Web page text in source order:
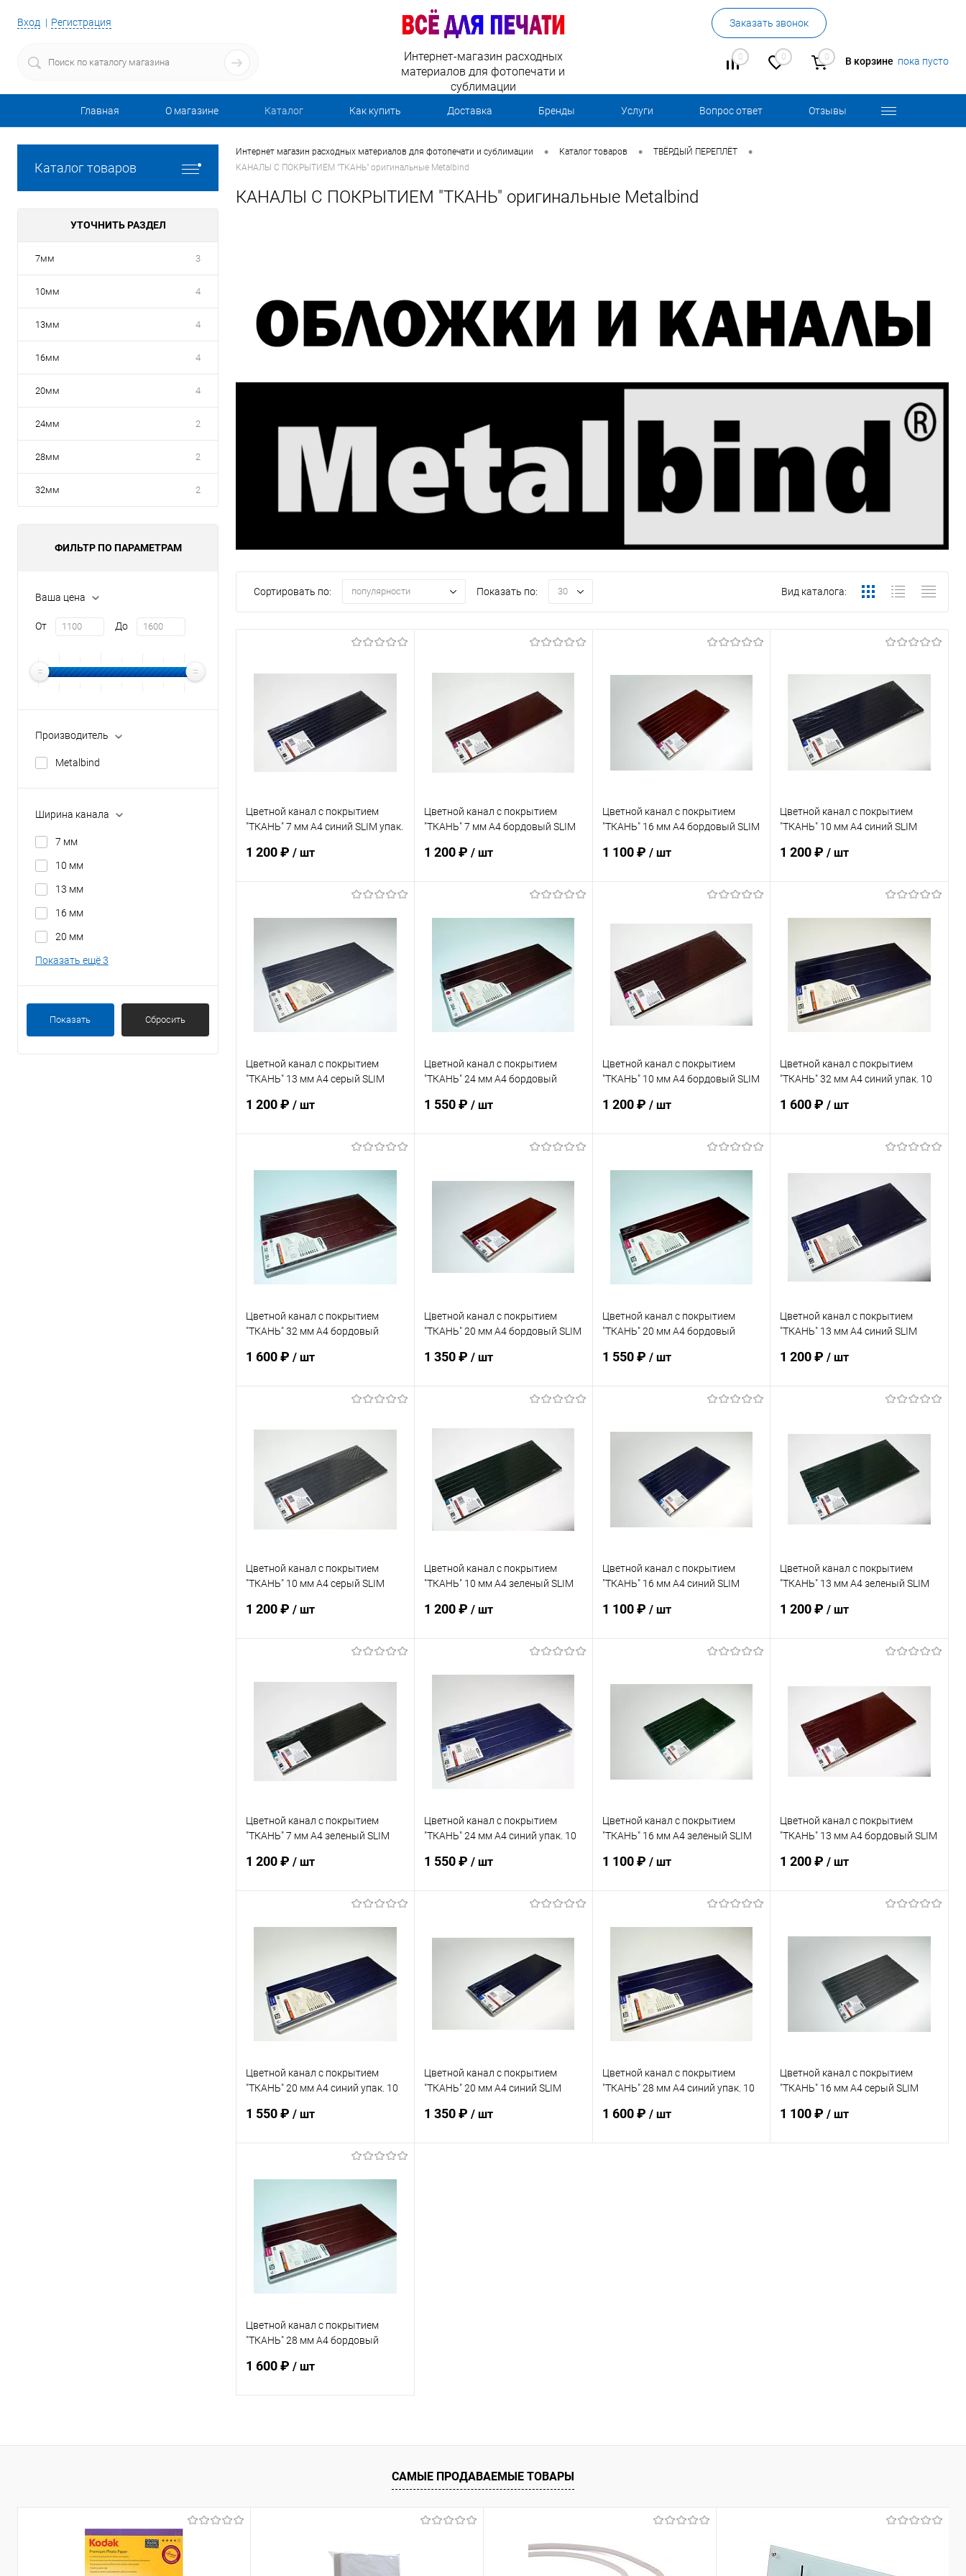
Вход Регистрация Заказать звонок
0 0 0 В корзине пока пусто
Интернет-магазин расходных
материалов для фотопечати и
сублимации
Главная О магазине Каталог Как купить Доставка Бренды Услуги Вопрос ответ Отзывы
Каталог товаров
УТОЧНИТЬ РАЗДЕЛ
7мм 3
10мм 4
13мм 4
16мм 4
20мм 4
24мм 2
28мм 2
32мм 2
ФИЛЬТР ПО ПАРАМЕТРАМ
Ваша цена
От До
Производитель
Metalbind
Ширина канала
7 мм
10 мм
13 мм
16 мм
20 мм
Показать ещё 3
Показать Сбросить
Интернет магазин расходных материалов для фотопечати и сублимации • Каталог товаров • ТВЁРДЫЙ ПЕРЕПЛЁТ •
КАНАЛЫ С ПОКРЫТИЕМ "ТКАНЬ" оригинальные Metalbind
КАНАЛЫ С ПОКРЫТИЕМ "ТКАНЬ" оригинальные Metalbind
Сортировать по: популярности Показать по: 30 Вид каталога:
Цветной канал с покрытием
"ТКАНЬ" 7 мм А4 синий SLIM упак.
1 200 ₽ / шт
Купить в 1 клик К сравнению
В избранное В наличии
Цветной канал с покрытием
"ТКАНЬ" 7 мм А4 бордовый SLIM
1 200 ₽ / шт
К сравнению
В избранное В наличии
Цветной канал с покрытием
"ТКАНЬ" 16 мм А4 бордовый SLIM
1 100 ₽ / шт
Купить в 1 клик К сравнению
В избранное В наличии
Цветной канал с покрытием
"ТКАНЬ" 10 мм А4 синий SLIM
1 200 ₽/ шт
Купить в 1 клик К сравнению
В избранное В наличии
Цветной канал с покрытием
"ТКАНЬ" 13 мм А4 серый SLIM
1 200 ₽ / шт
Купить в 1 клик К сравнению
В избранное В наличии
Цветной канал с покрытием
"ТКАНЬ" 24 мм А4 бордовый
1 550 ₽ / шт
К сравнению
В избранное В наличии
Цветной канал с покрытием
"ТКАНЬ" 10 мм А4 бордовый SLIM
1 200 ₽ / шт
К сравнению
В избранное В наличии
Цветной канал с покрытием
"ТКАНЬ" 32 мм А4 синий упак. 10
1 600 ₽/ шт
Купить в 1 клик К сравнению
В избранное В наличии
Цветной канал с покрытием
"ТКАНЬ" 32 мм А4 бордовый
1 600 ₽ / шт
К сравнению
В избранное В наличии
Цветной канал с покрытием
"ТКАНЬ" 20 мм А4 бордовый SLIM
1 350 ₽ / шт
Купить в 1 клик К сравнению
В избранное В наличии
Цветной канал с покрытием
"ТКАНЬ" 20 мм А4 бордовый
1 550 ₽ / шт
Купить в 1 клик К сравнению
В избранное В наличии
Цветной канал с покрытием
"ТКАНЬ" 13 мм А4 синий SLIM
1 200 ₽/ шт
Купить в 1 клик К сравнению
В избранное В наличии
Цветной канал с покрытием
"ТКАНЬ" 10 мм А4 серый SLIM
1 200 ₽ / шт
К сравнению
В избранное В наличии
Цветной канал с покрытием
"ТКАНЬ" 10 мм А4 зеленый SLIM
1 200 ₽ / шт
К сравнению
В избранное В наличии
Цветной канал с покрытием
"ТКАНЬ" 16 мм А4 синий SLIM
1 100 ₽ / шт
Купить в 1 клик К сравнению
В избранное В наличии
Цветной канал с покрытием
"ТКАНЬ" 13 мм А4 зеленый SLIM
1 200 ₽/ шт
Купить в 1 клик К сравнению
В избранное В наличии
Цветной канал с покрытием
"ТКАНЬ" 7 мм А4 зеленый SLIM
1 200 ₽ / шт
К сравнению
В избранное В наличии
Цветной канал с покрытием
"ТКАНЬ" 24 мм А4 синий упак. 10
1 550 ₽ / шт
К сравнению
В избранное В наличии
Цветной канал с покрытием
"ТКАНЬ" 16 мм А4 зеленый SLIM
1 100 ₽ / шт
К сравнению
В избранное В наличии
Цветной канал с покрытием
"ТКАНЬ" 13 мм А4 бордовый SLIM
1 200 ₽/ шт
К сравнению
В избранное В наличии
Цветной канал с покрытием
"ТКАНЬ" 20 мм А4 синий упак. 10
1 550 ₽ / шт
Купить в 1 клик К сравнению
В избранное В наличии
Цветной канал с покрытием
"ТКАНЬ" 20 мм А4 синий SLIM
1 350 ₽ / шт
Цветной канал с покрытием
"ТКАНЬ" 28 мм А4 синий упак. 10
1 600 ₽ / шт
Цветной канал с покрытием
"ТКАНЬ" 16 мм А4 серый SLIM
1 100 ₽/ шт
Цветной канал с покрытием
"ТКАНЬ" 28 мм А4 бордовый
1 600 ₽ / шт
В наличии
САМЫЕ ПРОДАВАЕМЫЕ ТОВАРЫ